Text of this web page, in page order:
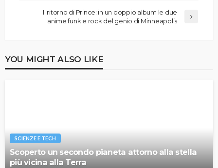
Il ritorno di Prince: in un doppio album le due
anime funk e rock del genio di Minneapolis
YOU MIGHT ALSO LIKE
SCIENZE E TECH
Scoperto un secondo pianeta attorno alla stella
più vicina alla Terra